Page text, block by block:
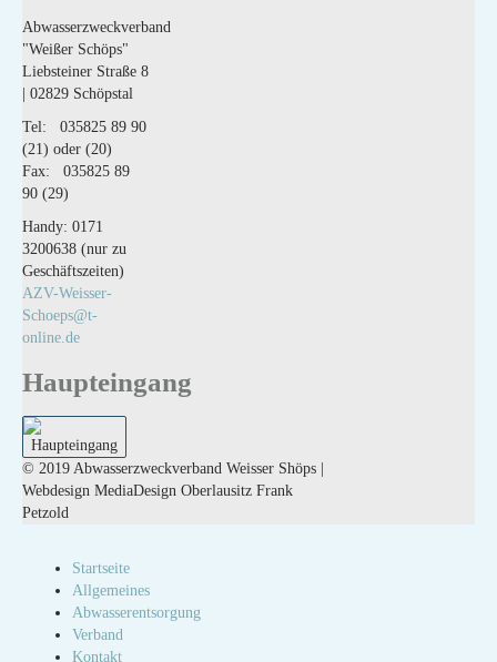
Abwasserzweckverband
"Weißer Schöps"
Liebsteiner Straße 8
| 02829 Schöpstal
Tel: 035825 89 90
(21) oder (20)
Fax: 035825 89
90 (29)
Handy: 0171
3200638 (nur zu
Geschäftszeiten)
AZV-Weisser-
Schoeps@t-
online.de
Haupteingang
© 2019 Abwasserzweckverband Weisser Shöps |
Webdesign MediaDesign Oberlausitz Frank
Petzold
Startseite
Allgemeines
Abwasserentsorgung
Verband
Kontakt